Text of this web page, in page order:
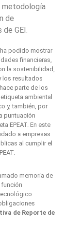
metodología
de
GEI.
podido mostrar
financieras,
la sostenibilidad,
los resultados
parte de los
ambiental
y, también, por
puntuación
EPEAT. En este
a empresas
al cumplir el
memoria de
de Reporte de